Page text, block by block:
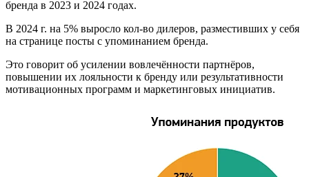
бренда в 2023 и 2024 годах.
В 2024 г. на 5% выросло кол-во дилеров, разместивших у себя
на странице посты с упоминанием бренда.
Это говорит об усилении вовлечённости партнёров,
повышении их лояльности к бренду или результативности
мотивационных программ и маркетинговых инициатив.